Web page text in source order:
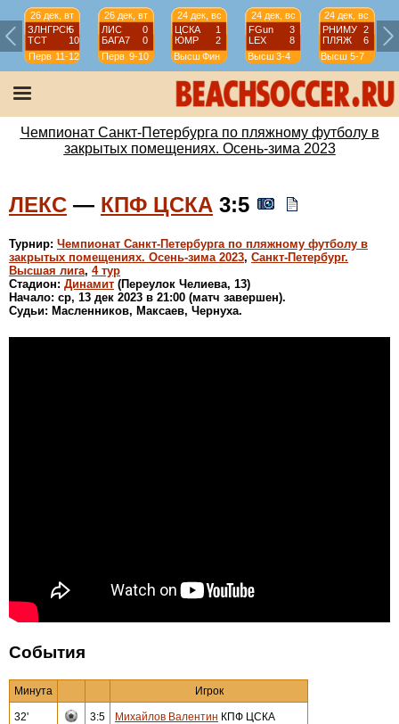
26 дек, вт
ЗЛНГРСК5
ТСТ
10
Перв 11-12
26 дек, вт
ЛИС
0
БАГА7
0
Перв 9-10
24 дек, вс
ЦСКА
1
ЮМР
2
Высш Фин
24 дек, вс
FGun
3
LEX
8
Высш 3-4
24 дек, вс
РНИМУ
2
ПЛЯЖ
6
Высш 5-7
Чемпионат Санкт-Петербурга по пляжному футболу в
закрытых помещениях. Осень-зима 2023
ЛЕКС — КПФ ЦСКА 3:5
Турнир: Чемпионат Санкт-Петербурга по пляжному футболу в
закрытых помещениях. Осень-зима 2023, Санкт-Петербург.
Высшая лига, 4 тур
Стадион: Динамит (Переулок Челиева, 13)
Начало: ср, 13 дек 2023 в 21:00 (матч завершен).
Судьи: Масленников, Максаев, Чернуха.
События
Минута Игрок
32' 3:5 Михайлов Валентин КПФ ЦСКА